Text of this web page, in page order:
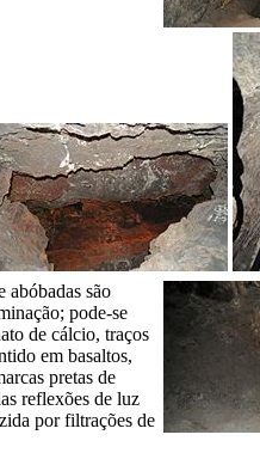
abóbadas são
pode-se
de cálcio, traços
em basaltos,
pretas de
reflexões de luz
por filtrações de